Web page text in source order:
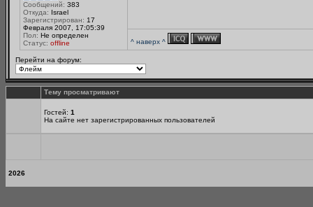
Сообщений: 383
Откуда: Israel
Зарегистрирован: 17
Февраля 2007, 17:05:39
Пол: Не определен
Статус: offline ^ наверх ^
Перейти на форум:
Тему просматривают
Гостей: 1
На сайте нет зарегистрированных пользователей
2026